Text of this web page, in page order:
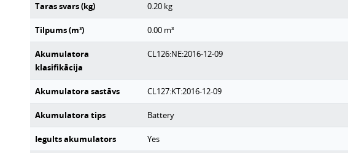
Taras svars (kg) 0.20 kg
Tilpums (m³) 0.00 m³
Akumulatora
klasifikācija
CL126:NE:2016-12-09
Akumulatora sastāvs CL127:KT:2016-12-09
Akumulatora tips Battery
Iegults akumulators Yes